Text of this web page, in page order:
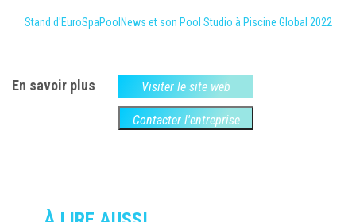
Stand d'EuroSpaPoolNews et son Pool Studio à Piscine Global 2022
En savoir plus Visiter le site web
Contacter l'entreprise